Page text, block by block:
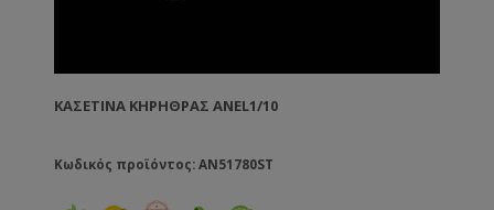
ΚΑΣΕΤΊΝΑ ΚΗΡΉΘΡΑΣ ANEL1/10
Κωδικός προϊόντος: AN51780ST